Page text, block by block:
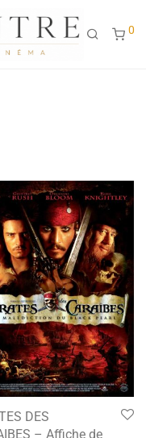
0
DES
– Affiche de